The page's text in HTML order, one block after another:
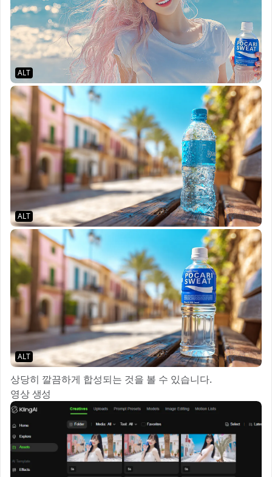
ALT
ALT
ALT
상당히 깔끔하게 합성되는 것을 볼 수 있습니다.
영상 생성